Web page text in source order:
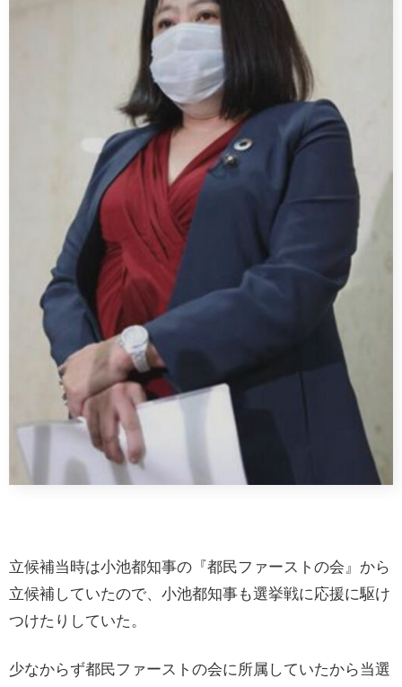
立候補当時は小池都知事の『都民ファーストの会』から
立候補していたので、小池都知事も選挙戦に応援に駆け
つけたりしていた。
少なからず都民ファーストの会に所属していたから当選